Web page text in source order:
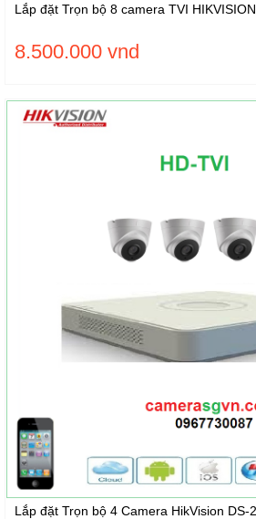
Lắp đặt Trọn bộ 8 camera TVI
8.500.000 vnd
Lắp đặt Trọn bộ 4 Camera HikVision DS-